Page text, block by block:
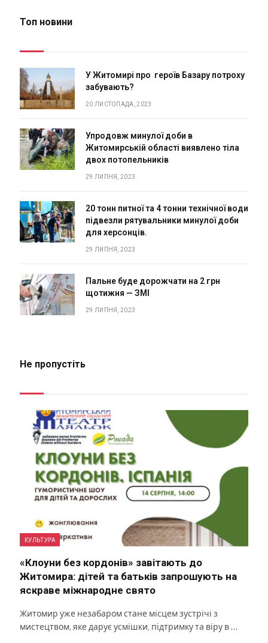
Топ новини
У Житомирі про героїв Базару потроху
забувають?
20 ЛИСТОПАДА, 2023
Упродовж минулої доби в
Житомирській області виявлено тіла
двох потопельників
29 ЛИПНЯ, 2023
20 тонн питної та 4 тонни технічної води
підвезли рятувальники минулої доби
для херсонців.
29 ЛИПНЯ, 2023
Пальне буде дорожчати на 2 грн
щотижня — ЗМІ
29 ЛИПНЯ, 2023
Не пропустіть
КУЛЬТУРА
«Клоуни без кордонів» завітають до
Житомира: дітей та батьків запрошують на
яскраве міжнародне свято
Житомир уже незабаром стане місцем зустрічі з
мистецтвом, яке дарує усмішки, підтримку та віру в …